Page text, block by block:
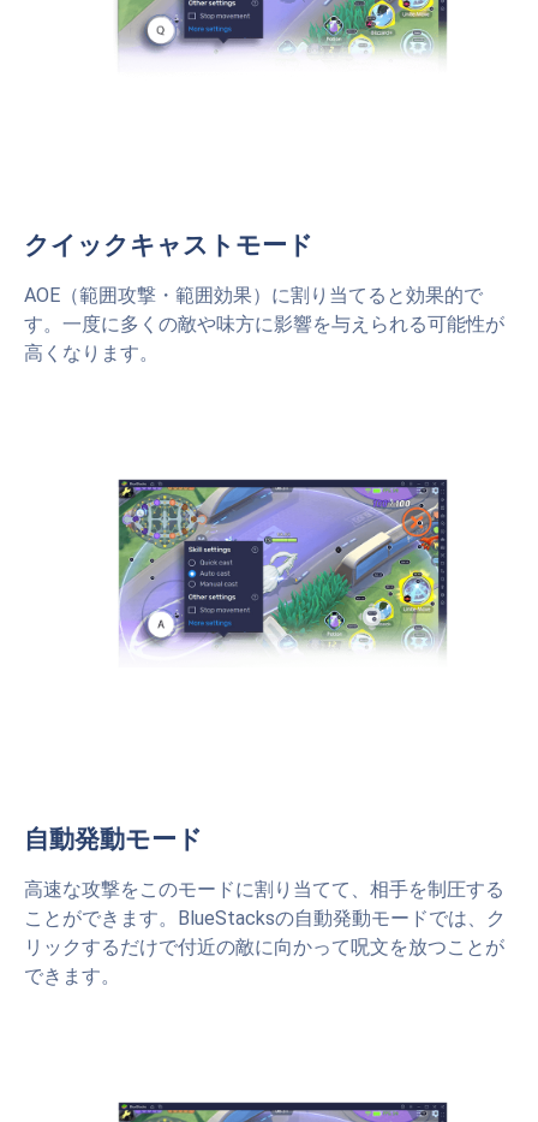
クイックキャストモード
AOE（範囲攻撃・範囲効果）に割り当てると効果的で
す。一度に多くの敵や味方に影響を与えられる可能性が
高くなります。
自動発動モード
高速な攻撃をこのモードに割り当てて、相手を制圧する
ことができます。BlueStacksの自動発動モードでは、ク
リックするだけで付近の敵に向かって呪文を放つことが
できます。